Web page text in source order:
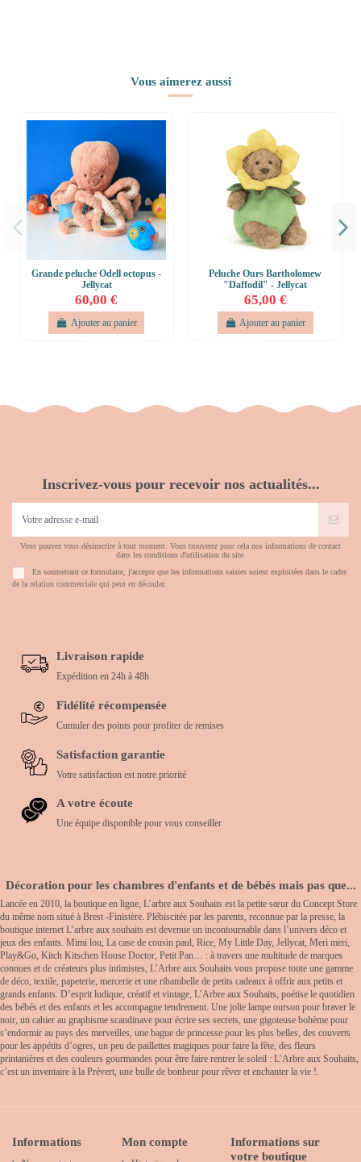
Vous aimerez aussi
Grande peluche Odell octopus -
Jellycat
60,00 €
Ajouter au panier
Peluche Ours Bartholomew
"Daffodil" - Jellycat
65,00 €
Ajouter au panier
Inscrivez-vous pour recevoir nos actualités...
Vous pouvez vous désinscrire à tout moment. Vous trouverez pour cela nos informations de contact
dans les conditions d'utilisation du site.
En soumettant ce formulaire, j'accepte que les informations saisies soient exploitées dans le cadre
de la relation commerciale qui peut en découler.
Livraison rapide
Expédition en 24h à 48h
Fidélité récompensée
Cumuler des points pour profiter de remises
Satisfaction garantie
Votre satisfaction est notre priorité
A votre écoute
Une équipe disponible pour vous conseiller
Décoration pour les chambres d'enfants et de bébés mais pas que...
Lancée en 2010, la boutique en ligne, L’arbre aux Souhaits est la petite sœur du Concept Store
du même nom situé à Brest -Finistère. Plébiscitée par les parents, reconnue par la presse, la
boutique internet L’arbre aux souhaits est devenue un incontournable dans l’univers déco et
jeux des enfants. Mimi lou, La case de cousin paul, Rice, My Little Day, Jellycat, Meri meri,
Play&Go, Kitch Kitschen House Doctor, Petit Pan… : à travers une multitude de marques
connues et de créateurs plus intimistes, L’Arbre aux Souhaits vous propose toute une gamme
de déco, textile, papeterie, mercerie et une ribambelle de petits cadeaux à offrir aux petits et
grands enfants. D’esprit ludique, créatif et vintage, L’Arbre aux Souhaits, poétise le quotidien
des bébés et des enfants et les accompagne tendrement. Une jolie lampe ourson pour braver le
noir, un cahier au graphisme scandinave pour écrire ses secrets, une gigoteuse bohème pour
s’endormir au pays des merveilles, une bague de princesse pour les plus belles, des couverts
pour les appétits d’ogres, un peu de paillettes magiques pour faire la fête, des fleurs
printanières et des couleurs gourmandes pour être faire rentrer le soleil : L’Arbre aux Souhaits,
c’est un inventaire à la Prévert, une bulle de bonheur pour rêver et enchanter la vie !.
Informations Mon compte
Informations sur
votre boutique